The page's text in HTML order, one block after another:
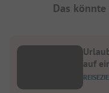
Das
auf